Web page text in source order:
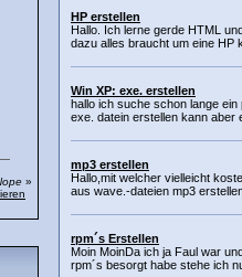
»
HP erstellen
Hallo. Ich lerne gerde HTML
dazu alles braucht um eine HP
Win XP: exe. erstellen
hallo ich suche schon lange
exe. datein erstellen kann aber
mp3 erstellen
Hallo,mit welcher vielleicht
aus wave.-dateien mp3
rpm´s Erstellen
Moin MoinDa ich ja Faul war
rpm´s besorgt habe stehe ich